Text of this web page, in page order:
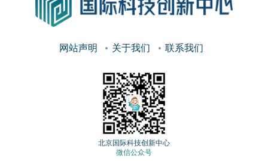
网站声明 关于我们 联系我们
北京国际科技创新中心
微信公众号